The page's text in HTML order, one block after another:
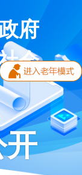
府
会
开